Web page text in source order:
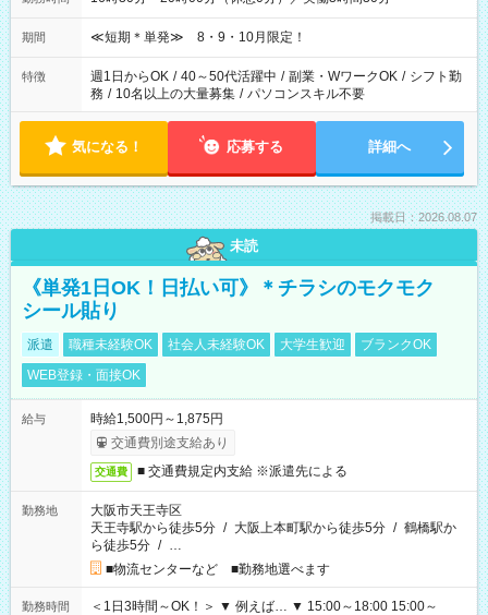
期間 ≪短期＊単発≫ 8・9・10月限定！
特徴 週1日からOK / 40～50代活躍中 / 副業・WワークOK / シフト勤
務 / 10名以上の大量募集 / パソコンスキル不要
気になる！ 応募する 詳細へ
掲載日：2026.08.07
未読
《単発1日OK！日払い可》＊チラシのモクモク
シール貼り
派遣 職種未経験OK 社会人未経験OK 大学生歓迎
ブランクOK
WEB登録・面接OK
給与
時給1,500円～1,875円
交通費別途支給あり
交通費 ■ 交通費規定内支給 ※派遣先による
勤務地
大阪市天王寺区
天王寺駅から徒歩5分 / 大阪上本町駅から徒歩5分 / 鶴橋駅か
ら徒歩5分 / …
■物流センターなど ■勤務地選べます
勤務時間
＜1日3時間～OK！＞ ▼ 例えば… ▼ 15:00～18:00 15:00～